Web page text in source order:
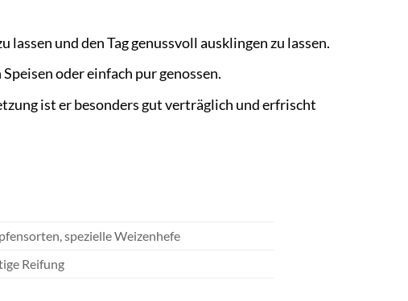
lassen und den Tag genussvoll ausklingen zu lassen.
oder einfach pur genossen.
ist er besonders gut verträglich und erfrischt
spezielle Weizenhefe
Reifung